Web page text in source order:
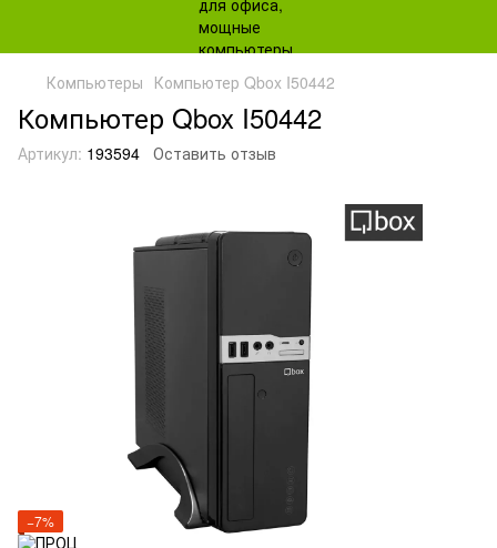
Компьютеры Компьютер Qbox I50442
Компьютер Qbox I50442
Артикул: 193594 Оставить отзыв
−7%